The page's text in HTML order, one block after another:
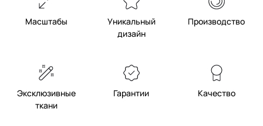
Масштабы
Уникальный
дизайн
Производство
Эксклюзивные
ткани
Гарантии Качество